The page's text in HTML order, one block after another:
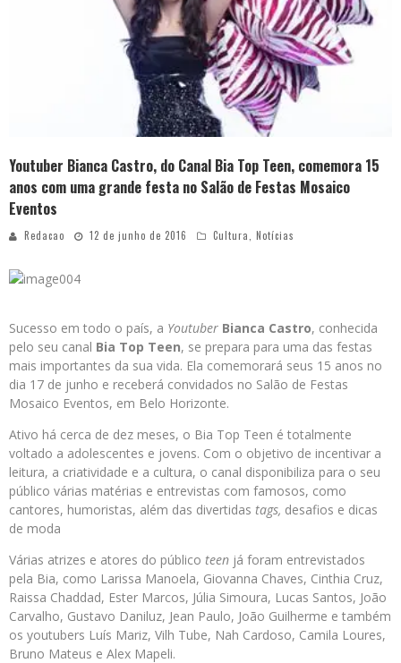
Youtuber Bianca Castro, do Canal Bia Top Teen, comemora 15
anos com uma grande festa no Salão de Festas Mosaico
Eventos
Redacao 12 de junho de 2016 Cultura Notícias
Sucesso em todo o país, a Youtuber Bianca Castro, conhecida
pelo seu canal Bia Top Teen, se prepara para uma das festas
mais importantes da sua vida. Ela comemorará seus 15 anos no
dia 17 de junho e receberá convidados no Salão de Festas
Mosaico Eventos, em Belo Horizonte.
Ativo há cerca de dez meses, o Bia Top Teen é totalmente
voltado a adolescentes e jovens. Com o objetivo de incentivar a
leitura, a criatividade e a cultura, o canal disponibiliza para o seu
público várias matérias e entrevistas com famosos, como
cantores, humoristas, além das divertidas tags, desafios e dicas
de moda
Várias atrizes e atores do público teen já foram entrevistados
pela Bia, como Larissa Manoela, Giovanna Chaves, Cinthia Cruz,
Raissa Chaddad, Ester Marcos, Júlia Simoura, Lucas Santos, João
Carvalho, Gustavo Daniluz, Jean Paulo, João Guilherme e também
os youtubers Luís Mariz, Vilh Tube, Nah Cardoso, Camila Loures,
Bruno Mateus e Alex Mapeli.